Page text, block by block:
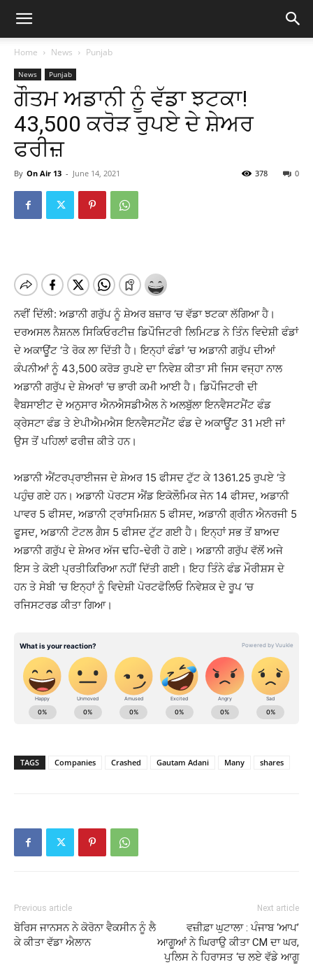
Home News Punjab
News Punjab
ਗੌਤਮ ਅਡਾਨੀ ਨੂੰ ਵੱਡਾ ਝਟਕਾ!
43,500 ਕਰੋੜ ਰੁਪਏ ਦੇ ਸ਼ੇਅਰ
ਫਰੀਜ਼
By On Air 13 - June 14, 2021 0
378
ਨਵੀਂ ਦਿੱਲੀ: ਅਡਾਨੀ ਗਰੁੱਪ ਨੂੰ ਸ਼ੇਅਰ ਬਜ਼ਾਰ ‘ਚ ਵੱਡਾ ਝਟਕਾ ਲੱਗਿਆ ਹੈ।
ਦਰਅਸਲ ਨੈਸ਼ਨਲ ਸਿਕਿਓਰਟੀਜ਼ ਡਿਪੌਜਿਟਰੀ ਲਿਮਿਟਡ ਨੇ ਤਿੰਨ ਵਿਦੇਸ਼ੀ ਫੰਡਾਂ
ਦੇ ਅਕਾਊਂਟ ‘ਤੇ ਰੋਕ ਲਾ ਦਿੱਤੀ ਹੈ। ਇਨ੍ਹਾਂ ਫੰਡਾਂ ‘ਚ ਅਡਾਨੀ ਗਰੁੱਪ ਦੀਆਂ
ਕੰਪਨੀਆਂ ਨੂੰ 43,500 ਕਰੋੜ ਰੁਪਏ ਦਾ ਨਿਵੇਸ਼ ਕੀਤਾ ਸੀ ਜਿਸ ਵਜ੍ਹਾ ਨਾਲ
ਅਡਾਨੀ ਗਰੁੱਪ ਦੇ ਸ਼ੇਅਰਾਂ ‘ਚ ਭਾਰੀ ਕਮੀ ਆਈ ਹੈ। ਡਿਪੌਜਿਟਰੀ ਦੀ
ਵੈਬਸਾਈਟ ਦੇ ਅਨੁਸਾਰ ਐਨਐਸਡੀਐਲ ਨੇ ਅਲਬੁੱਲਾ ਇਨਵੈਸਟਮੈਂਟ ਫੰਡ
ਕ੍ਰੇਸਟਾ ਫੰਡ ਤੇ ਏਪੀਐਮਐਸ ਇਨਵੈਸਟਮੈਂਟ ਫੰਡ ਦੇ ਅਕਾਊਂਟ 31 ਮਈ ਜਾਂ
ਉਸ ਤੋਂ ਪਹਿਲਾਂ ਫਰੀਜ਼ ਕੀਤੇ ਹਨ।
ਅਡਾਨੀ ਐਂਟਰਪ੍ਰਾਈਜਜ ਦੇ ਸ਼ੇਅਰ 15 ਫੀਸਦ ਟੁੱਟ ਕੇ 1361.25 ਰੁਪਏ ‘ਤੇ
ਪਹੁੰਚ ਗਏ ਹਨ। ਅਡਾਨੀ ਪੋਰਟਸ ਐਂਡ ਇਕੋਲੌਮਿਕ ਜੇਨ 14 ਫੀਸਦ, ਅਡਾਨੀ
ਪਾਵਰ 5 ਫੀਸਦ, ਅਡਾਨੀ ਟ੍ਰਾਂਸਮਿਸ਼ਨ 5 ਫੀਸਦ, ਅਡਾਨੀ ਗ੍ਰੀਨ ਐਨਰਜੀ 5
ਫੂਸਦ, ਅਡਾਨੀ ਟੋਟਲ ਗੈਸ 5 ਫੀਸਦ ਟੁੱਟ ਗਈ ਹੈ। ਇਨ੍ਹਾਂ ਸਭ ਤੋਂ ਬਾਅਦ
ਅਡਾਨੀ ਗਰੁੱਪ ਦੇ ਸ਼ੇਅਰ ਅੱਜ ਢਹਿ-ਢੇਰੀ ਹੋ ਗਏ। ਅਡਾਨੀ ਗਰੁੱਪ ਵੱਲੋਂ ਅਜੇ
ਇਸ ਤੇ ਕੋਈ ਪ੍ਰਤੀਕਿਰਿਆ ਨਹੀਂ ਦਿੱਤੀ ਗਈ। ਇਹ ਤਿੰਨੇ ਫੰਡ ਮੌਰੀਸ਼ਸ ਦੇ
ਹਨ ਤੇ ਸੇਬੀ ‘ਚ ਇਨ੍ਹਾਂ ਨੂੰ ਵਿਦੇਸ਼ੀ ਪੋਰਟਫੋਲਿਓ ਨਿਵੇਸ਼ਕ ਦੇ ਰੂਪ ‘ਚ
ਰਜਿਸਟਰਡ ਕੀਤਾ ਗਿਆ।
TAGS Companies Crashed Gautam Adani Many shares
Previous article
ਬੋਰਿਸ ਜਾਨਸਨ ਨੇ ਕੋਰੋਨਾ ਵੈਕਸੀਨ ਨੂੰ ਲੈ
ਕੇ ਕੀਤਾ ਵੱਡਾ ਐਲਾਨ
Next article
ਵਜ਼ੀਫ਼ਾ ਘੁਟਾਲਾ : ਪੰਜਾਬ ‘ਆਪ’
ਆਗੂਆਂ ਨੇ ਘਿਰਾਉ ਕੀਤਾ CM ਦਾ ਘਰ,
ਪੁਲਿਸ ਨੇ ਹਿਰਾਸਤ ‘ਚ ਲਏ ਵੱਡੇ ਆਗੂ